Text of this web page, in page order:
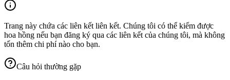
Trang này chứa các liên kết liên kết. Chúng tôi có thể kiếm được
hoa hồng nếu bạn đăng ký qua các liên kết của chúng tôi, mà không
tốn thêm chi phí nào cho bạn.
Câu hỏi thường gặp